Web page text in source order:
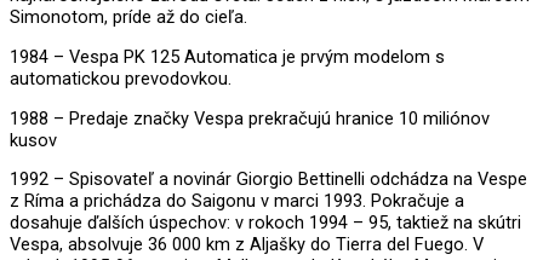
Simonotom, príde až do cieľa.
1984 – Vespa PK 125 Automatica je prvým modelom s
automatickou prevodovkou.
1988 – Predaje značky Vespa prekračujú hranice 10 miliónov
kusov
1992 – Spisovateľ a novinár Giorgio Bettinelli odchádza na Vespe
z Ríma a prichádza do Saigonu v marci 1993. Pokračuje a
dosahuje ďalších úspechov: v rokoch 1994 – 95, taktiež na skútri
Vespa, absolvuje 36 000 km z Aljašky do Tierra del Fuego. V